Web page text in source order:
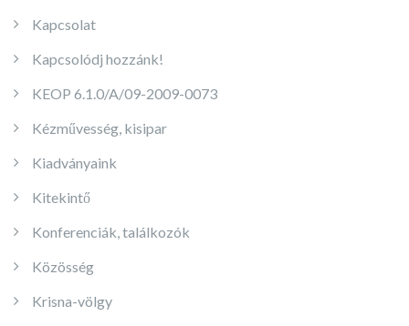
Kapcsolat
Kapcsolódj hozzánk!
KEOP 6.1.0/A/09-2009-0073
Kézművesség, kisipar
Kiadványaink
Kitekintő
Konferenciák, találkozók
Közösség
Krisna-völgy